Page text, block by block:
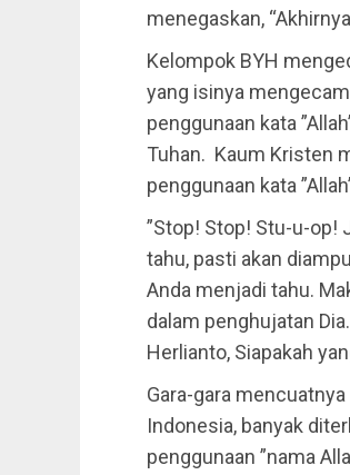
menegaskan,
Kelompok BYH
yang isinya
penggunaan kata
Tuhan. Kaum Kristen
penggunaan kata
”Stop! Stop! Stu-u-op!
tahu, pasti akan
Anda menjadi tahu.
dalam penghujatan
Herlianto, Siapakah
Gara-gara
Indonesia, banyak
penggunaan ”nama